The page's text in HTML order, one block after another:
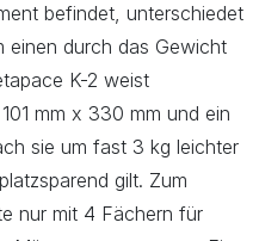
befindet, unterschiedet
einen durch das Gewicht
K-2 weist
mm x 330 mm und ein
sie um fast 3 kg leichter
gilt. Zum
nur mit 4 Fächern für